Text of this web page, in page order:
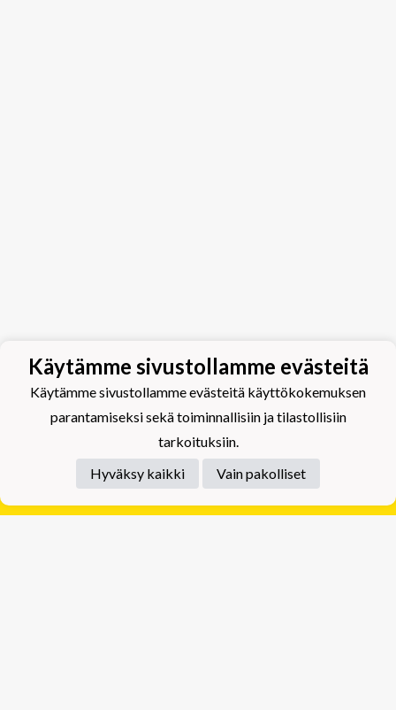
Tietosuojaseloste
Käytämme sivustollamme evästeitä
Käytämme sivustollamme evästeitä käyttökokemuksen
parantamiseksi sekä toiminnallisiin ja tilastollisiin
tarkoituksiin.
Hyväksy kaikki
Vain pakolliset